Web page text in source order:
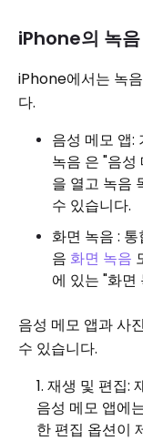
iPhone의 녹음
iPhone에서는 녹
다.
음성 메모 앱:
녹음 은 "음성
을 열고 녹음
수 있습니다.
화면 녹음 :
음 화면 녹음
에 있는 "화면
음성 메모 앱과 사
수 있습니다.
재생 및 편집:
음성 메모 앱에
한 편집 옵션이